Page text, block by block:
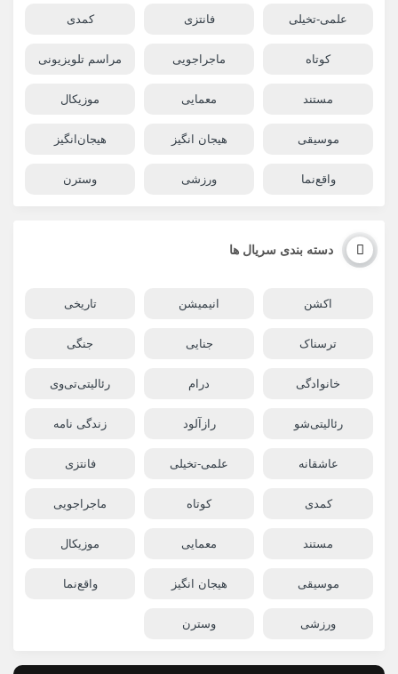
علمی-تخیلی فانتزی کمدی
کوتاه ماجراجویی مراسم تلویزیونی
مستند معمایی موزیکال
موسیقی هیجان انگیز هیجان‌انگیز
واقع‌نما ورزشی وسترن
دسته بندی سریال ها
اکشن انیمیشن تاریخی
ترسناک جنایی جنگی
خانوادگی درام رئالیتی‌تی‌وی
رئالیتی‌شو رازآلود زندگی نامه
عاشقانه علمی-تخیلی فانتزی
کمدی کوتاه ماجراجویی
مستند معمایی موزیکال
موسیقی هیجان انگیز واقع‌نما
ورزشی وسترن